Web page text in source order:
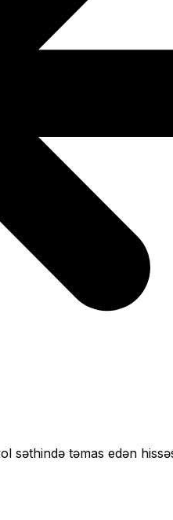
səthində təmas edən